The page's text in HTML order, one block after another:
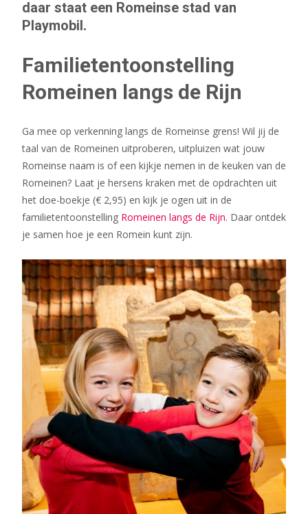
daar staat een Romeinse stad van
Playmobil.
Familietentoonstelling
Romeinen langs de Rijn
Ga mee op verkenning langs de Romeinse grens! Wil jij de
taal van de Romeinen uitproberen, uitpluizen wat jouw
Romeinse naam is of een kijkje nemen in de keuken van de
Romeinen? Laat je hersens kraken met de opdrachten uit
het doe-boekje (€ 2,95) en kijk je ogen uit in de
familietentoonstelling Romeinen langs de Rijn. Daar ontdek
je samen hoe je een Romein kunt zijn.